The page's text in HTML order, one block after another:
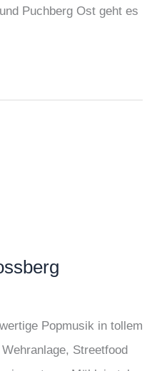
Puchberg Ost geht es
Popmusik in tollem
Streetfood